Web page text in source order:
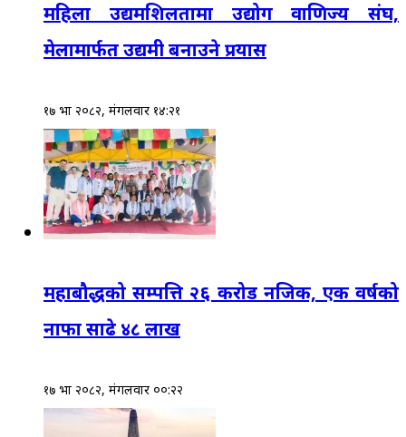
महिला उद्यमशिलतामा उद्योग वाणिज्य संघ,
मेलामार्फत उद्यमी बनाउने प्रयास
१७ भाद्र २०८२, मंगलवार १४:२१
महाबौद्धको सम्पत्ति २६ करोड नजिक, एक वर्षको
नाफा साढे ४८ लाख
१७ भाद्र २०८२, मंगलवार ००:२२